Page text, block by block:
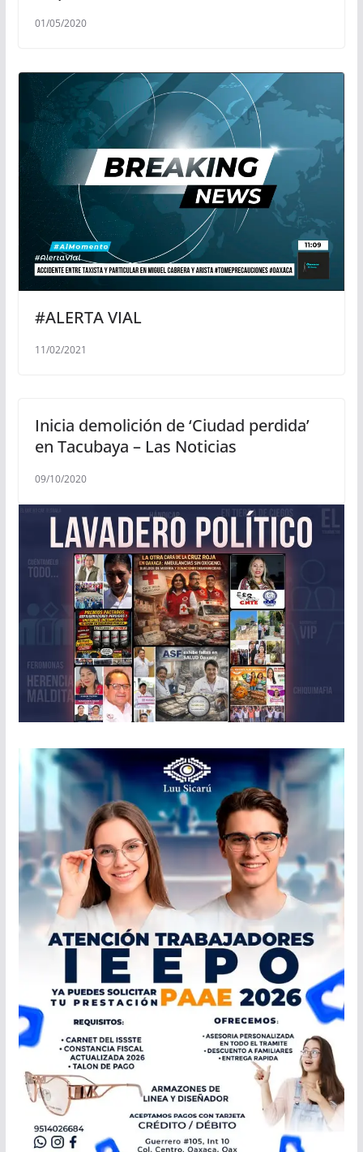
01/05/2020
#ALERTA VIAL
11/02/2021
Inicia demolición de ‘Ciudad perdida’
en Tacubaya – Las Noticias
09/10/2020